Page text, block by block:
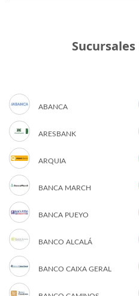
ABANCA
ARESBANK
ARQUIA
BANCA MARCH
BANCA PUEYO
BANCO ALCALÁ
BANCO CAIXA GERAL